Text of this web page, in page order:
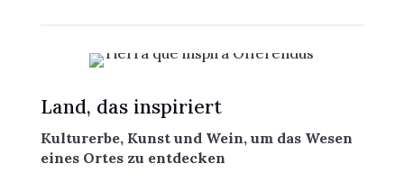
Land, das inspiriert
Kulturerbe, Kunst und Wein, um das Wesen
eines Ortes zu entdecken